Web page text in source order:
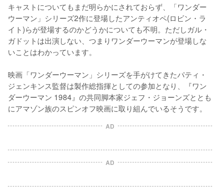
キャストについてもまだ明らかにされておらず、「ワンダー
ウーマン」シリーズ2作に登場したアンティオペ(ロビン・ラ
イト)らが登場するのかどうかについても不明。ただしガル・
ガドットは出演しない、つまりワンダーウーマンが登場しな
いことはわかっています。
映画「ワンダーウーマン」シリーズを手がけてきたパティ・
ジェンキンス監督は製作総指揮としての参加となり、『ワン
ダーウーマン 1984』の共同脚本家ジェフ・ジョーンズととも
にアマゾン族のスピンオフ映画に取り組んでいるそうです。
AD
AD